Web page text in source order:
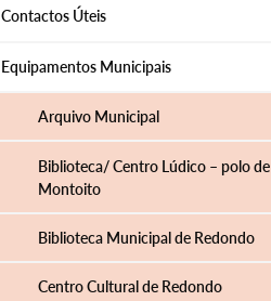
Contactos Úteis
Equipamentos Municipais
Arquivo Municipal
Biblioteca/ Centro Lúdico – polo de
Montoito
Biblioteca Municipal de Redondo
Centro Cultural de Redondo